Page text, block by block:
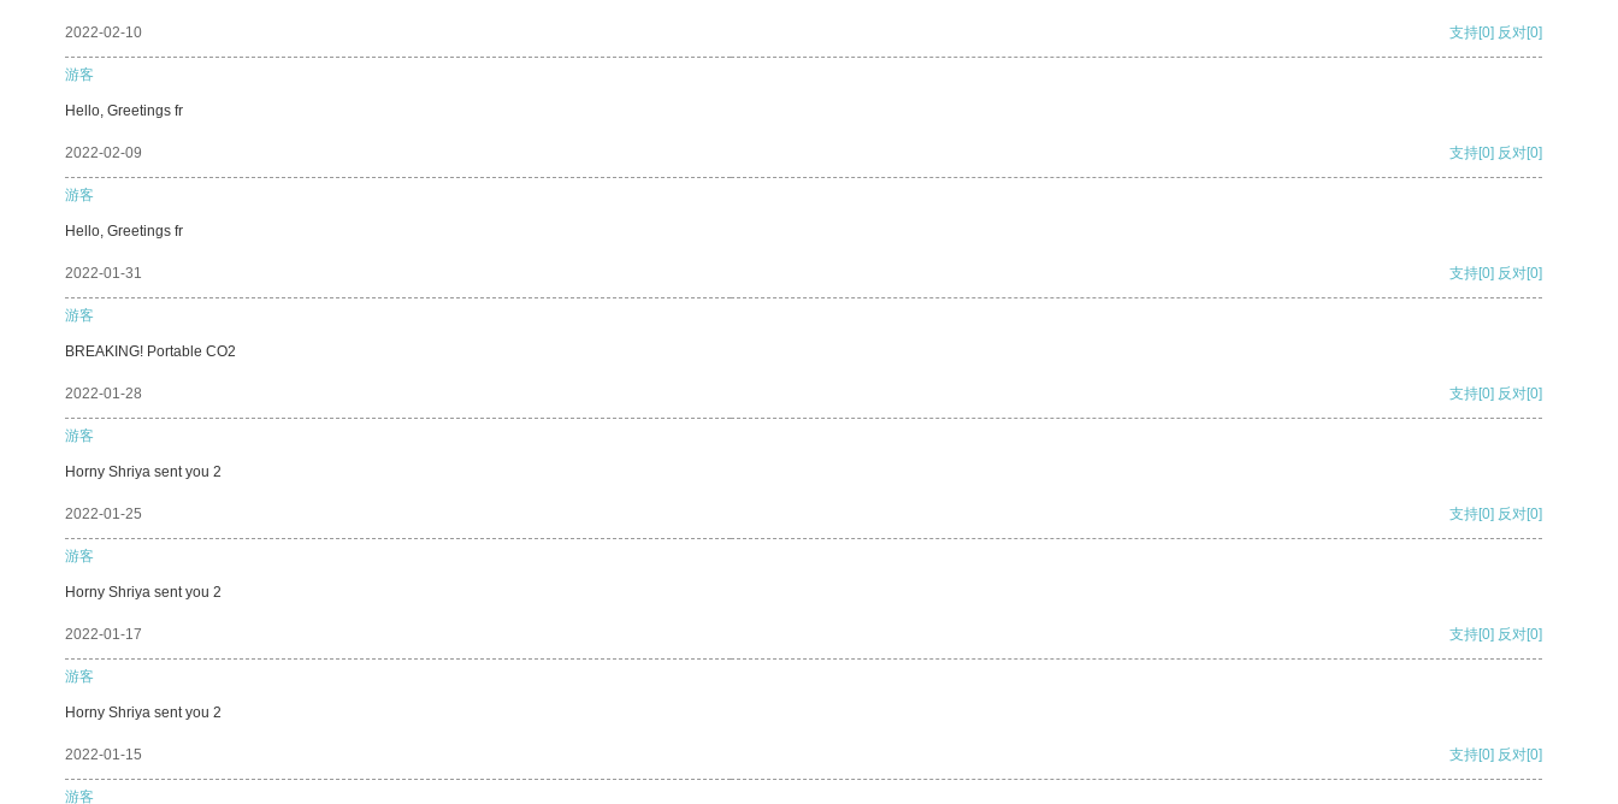
2022-02-10 支持[0] 反对[0]
游客
Hello, Greetings fr
2022-02-09 支持[0] 反对[0]
游客
Hello, Greetings fr
2022-01-31 支持[0] 反对[0]
游客
BREAKING! Portable CO2
2022-01-28 支持[0] 反对[0]
游客
Horny Shriya sent you 2
2022-01-25 支持[0] 反对[0]
游客
Horny Shriya sent you 2
2022-01-17 支持[0] 反对[0]
游客
Horny Shriya sent you 2
2022-01-15 支持[0] 反对[0]
游客